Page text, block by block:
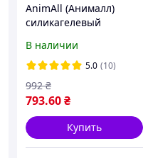
AnimАll (Анималл)
силикагелевый
фиолетовый аметист
15 литров
В наличии
5.0 (10)
793.60₴
992 ₴
Купить